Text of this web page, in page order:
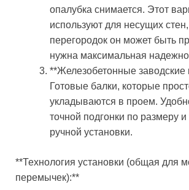
опалубка снимается. Этот
используют для несущих
перегородок он может быть
нужна максимальная
**Железобетонные
Готовые балки, которые
укладываются в проем.
точной подгонки по размеру
ручной установки.
**Технология установки (общая для
перемычек):**